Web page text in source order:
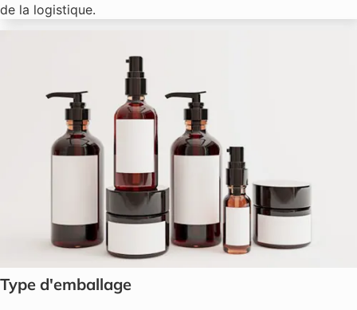
de la logistique.
Type d'emballage